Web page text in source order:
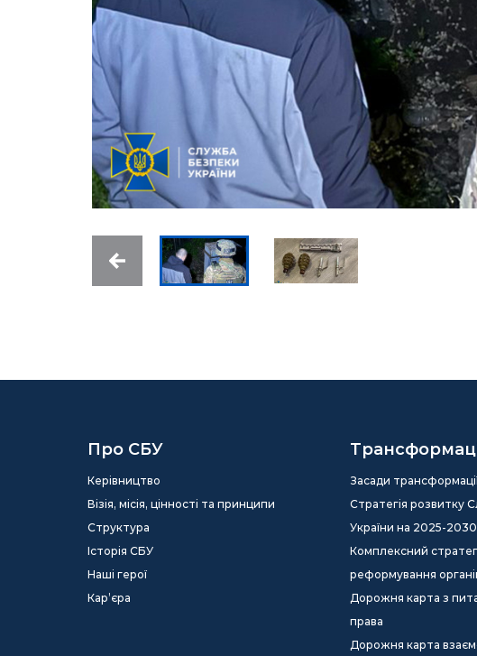
Про СБУ
Керівництво
Візія, місія, цінності та принципи
Структура
Історія СБУ
Наші герої
Кар’єра
Засади
Стратегія розвитку
України на 2025-
Комплексний
реформування
Дорожня карта з
права
Дорожня карта